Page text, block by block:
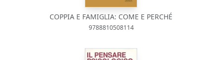
COPPIA E FAMIGLIA: COME E PERCHÉ
9788810508114